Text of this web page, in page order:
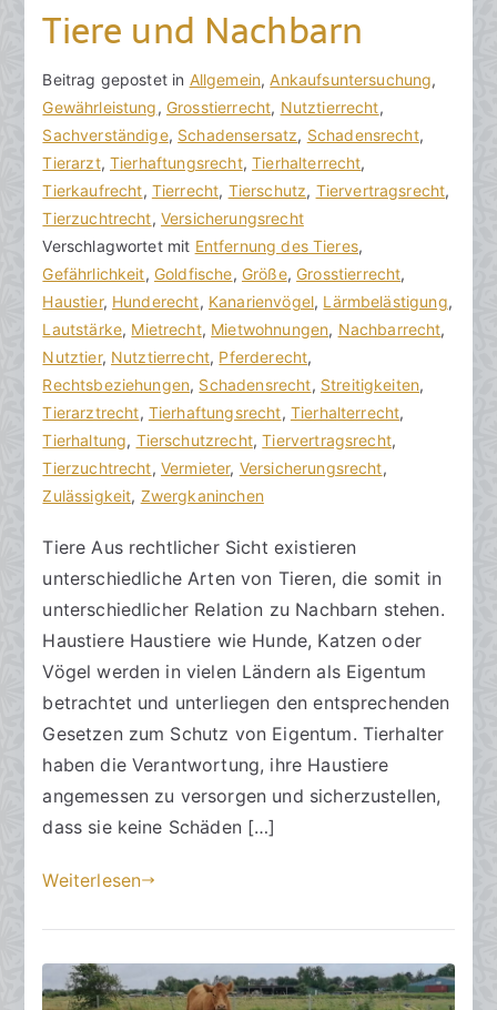
Tiere und Nachbarn
V
o
n
h
o
r
a
k
R
e
c
h
t
s
a
n
ä
l
t
e
B
e
i
t
r
a
g
v
e
r
ö
f
f
e
n
t
c
h
t
a
4
.
O
k
o
r
2
Beitrag gepostet in Allgemein, Ankaufsuntersuchung,
Gewährleistung, Grosstierrecht, Nutztierrecht,
Sachverständige, Schadensersatz, Schadensrecht,
Tierarzt,Tierhaftungsrecht,Tierhalterrecht,
Tierkaufrecht, Tierrecht, Tierschutz, Tiervertragsrecht,
Tierzuchtrecht, Versicherungsrecht
Verschlagwortet mit Entfernung des Tieres,
Gefährlichkeit, Goldfische, Größe, Grosstierrecht,
Haustier, Hunderecht, Kanarienvögel, Lärmbelästigung,
Lautstärke, Mietrecht, Mietwohnungen, Nachbarrecht,
Nutztier, Nutztierrecht, Pferderecht,
Rechtsbeziehungen, Schadensrecht, Streitigkeiten,
Tierarztrecht, Tierhaftungsrecht, Tierhalterrecht,
Tierhaltung, Tierschutzrecht,Tiervertragsrecht,
Tierzuchtrecht, Vermieter, Versicherungsrecht,
Zulässigkeit, Zwergkaninchen
K
e
i
n
e
K
o
m
m
e
n
t
a
r
e
zu
und
Nachbarn
Tiere Aus rechtlicher Sicht existieren
unterschiedliche Arten von Tieren, die somit in
unterschiedlicher Relation zu Nachbarn stehen.
Haustiere Haustiere wie Hunde, Katzen oder
Vögel werden in vielen Ländern als Eigentum
betrachtet und unterliegen den entsprechenden
Gesetzen zum Schutz von Eigentum. Tierhalter
haben die Verantwortung, ihre Haustiere
angemessen zu versorgen und sicherzustellen,
dass sie keine Schäden […]
Weiterlesen